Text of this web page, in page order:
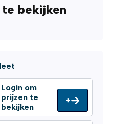
bekijken
Login om
prijzen te
bekijken
+